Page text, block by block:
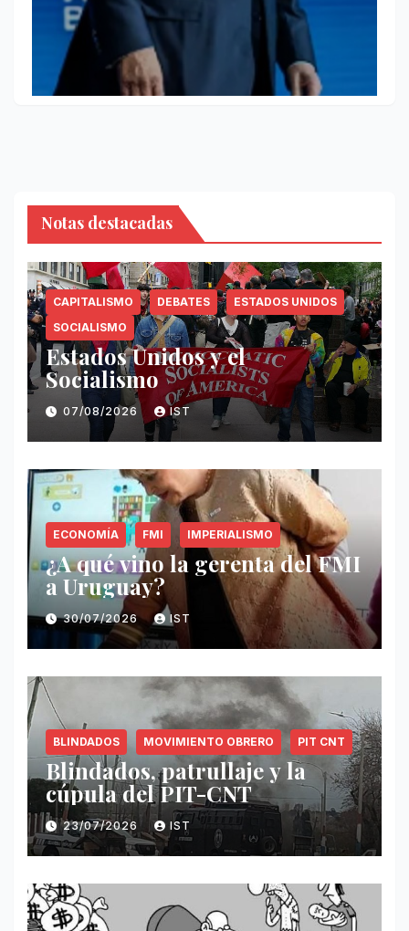
Notas destacadas
CAPITALISMO DEBATES
ESTADOS UNIDOS
SOCIALISMO
Estados Unidos y el
Socialismo
07/08/2026 IST
ECONOMÍA FMI IMPERIALISMO
¿A qué vino la gerenta del FMI
a Uruguay?
30/07/2026 IST
BLINDADOS MOVIMIENTO OBRERO PIT CNT
Blindados, patrullaje y la
cúpula del PIT-CNT
23/07/2026 IST